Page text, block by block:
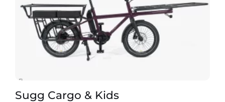
Sugg Cargo & Kids